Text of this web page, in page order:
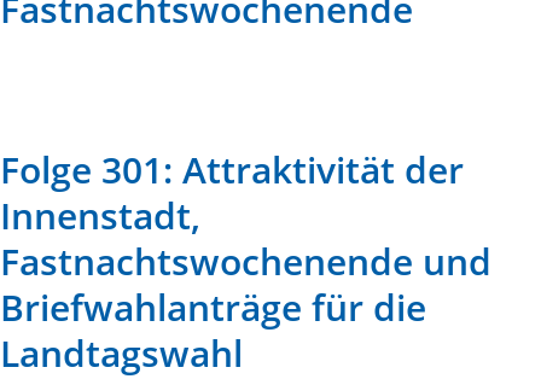
Folge 301: Attraktivität der
Innenstadt,
Fastnachtswochenende und
Briefwahlanträge für die
Landtagswahl